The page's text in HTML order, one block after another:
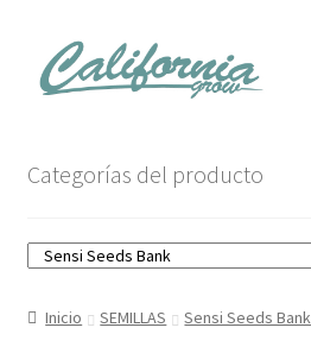
al
contenido
Carrito
Mi cuenta
Categorías del producto
Inicio SEMILLAS Sensi Seeds Bank